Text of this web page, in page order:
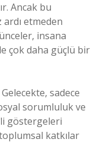
Ancak bu
etmeden
insana
çok daha güçlü bir
sadece
sorumluluk ve
göstergeleri
katkılar